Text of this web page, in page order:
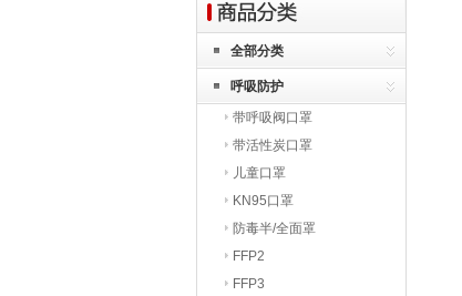
(耳塞1付+眼罩1只)
全部分类
呼吸防护
带呼吸阀口罩
带活性炭口罩
儿童口罩
KN95口罩
防毒半/全面罩
FFP2
FFP3